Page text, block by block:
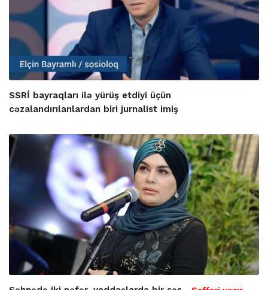
SSRİ bayraqları ilə yürüş etdiyi üçün
cəzalandırılanlardan biri jurnalist imiş